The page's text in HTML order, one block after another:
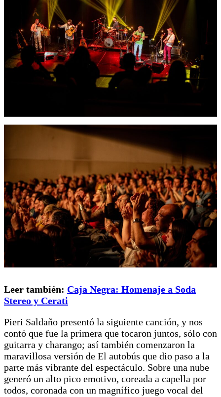
Leer también: Caja Negra: Homenaje a Soda
Stereo y Cerati
Pieri Saldaño presentó la siguiente canción, y nos
contó que fue la primera que tocaron juntos, sólo con
guitarra y charango; así también comenzaron la
maravillosa versión de El autobús que dio paso a la
parte más vibrante del espectáculo. Sobre una nube
generó un alto pico emotivo, coreada a capella por
todos, coronada con un magnífico juego vocal del